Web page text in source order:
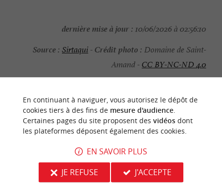
dernière mise à jour : 10/06/2026 à 02:56:10
Source : Sirtaqui-Crédit photo : Domaine de Saint-
Amand -CC BY-NC-ND 4.0
NOUS AVONS TESTÉPOUR VOUS
En continuant à naviguer, vous autorisez le dépôt de
cookies tiers à des fins de mesure d'audience.
Certaines pages du site proposent des vidéosdont
les plateformes déposent également des cookies.
EN SAVOIR PLUS
JE REFUSE
J'ACCEPTE